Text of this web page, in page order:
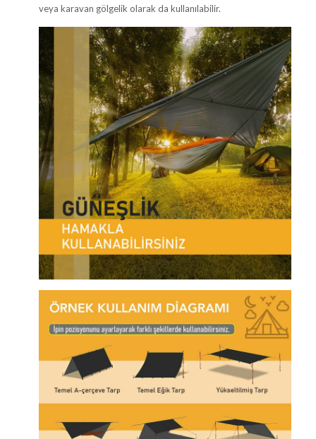
veya karavan gölgelik olarak da kullanılabilir.